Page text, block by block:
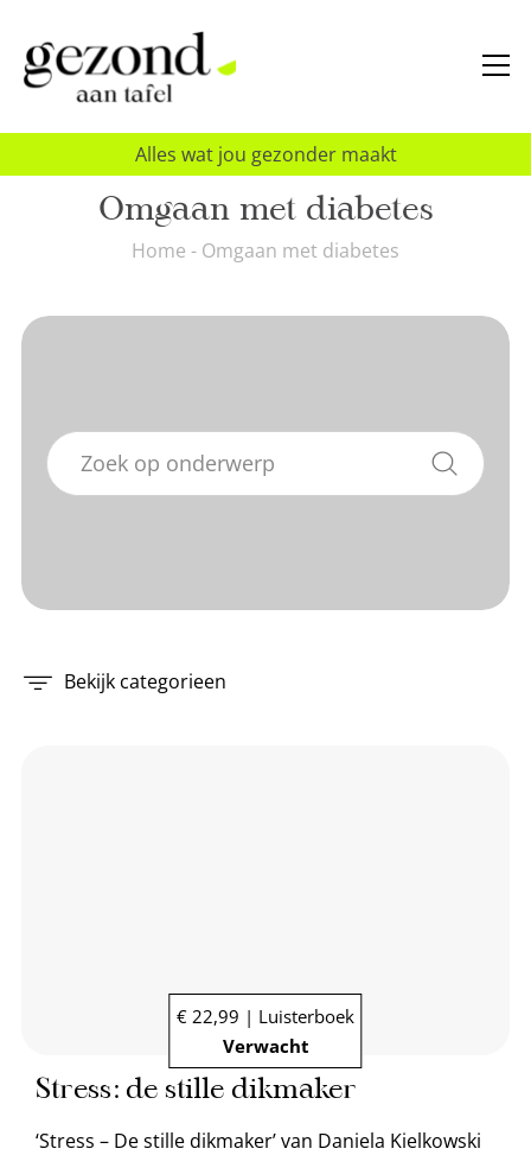
Alles wat jou gezonder maakt
Omgaan met diabetes
Home - Omgaan met diabetes
Bekijk categorieen
€ 22,99 | Luisterboek
Verwacht
Stress: de stille dikmaker
‘Stress – De stille dikmaker’ van Daniela Kielkowski